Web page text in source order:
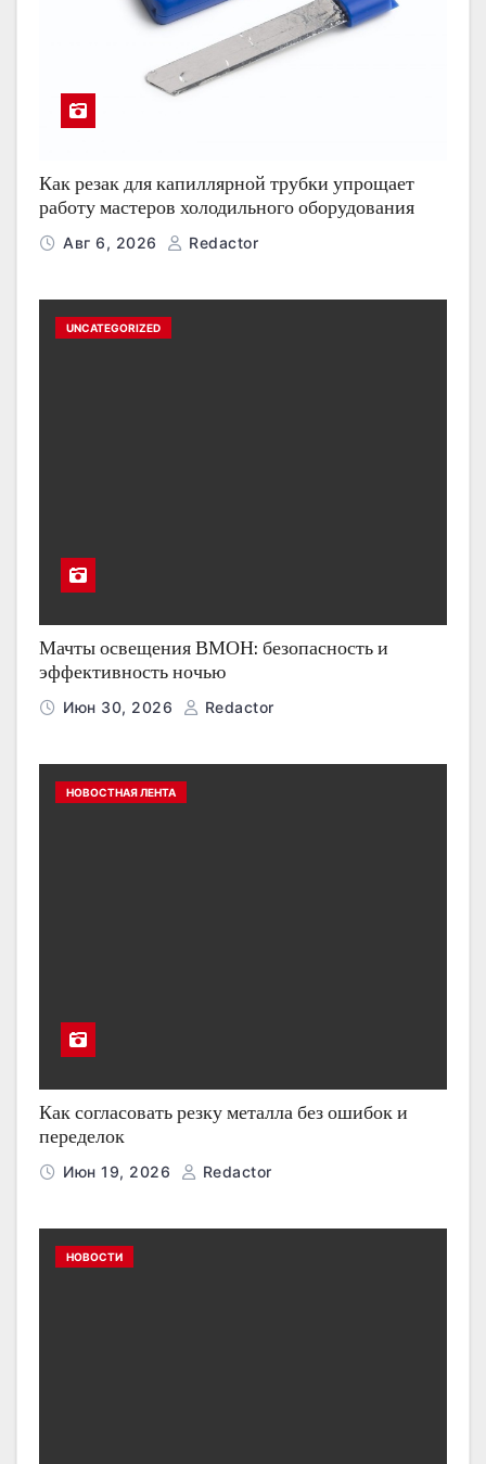
Как резак для капиллярной трубки упрощает
работу мастеров холодильного оборудования
Авг 6, 2026 Redactor
UNCATEGORIZED
Мачты освещения ВМОН: безопасность и
эффективность ночью
Июн 30, 2026 Redactor
НОВОСТНАЯ ЛЕНТА
Как согласовать резку металла без ошибок и
переделок
Июн 19, 2026 Redactor
НОВОСТИ